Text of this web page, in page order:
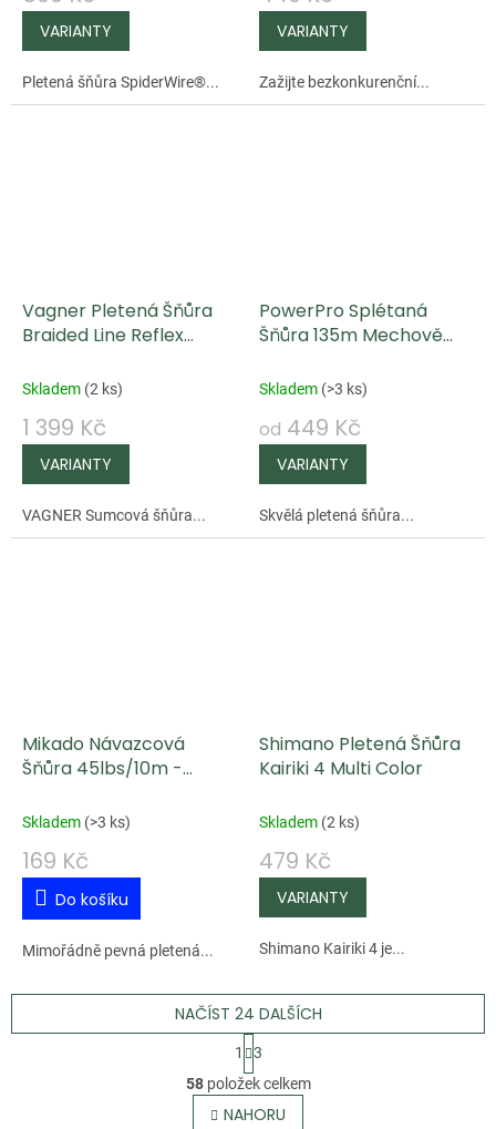
Pletená šňůra SpiderWire®... Zažijte bezkonkurenční...
Vagner Pletená Šňůra
Braided Line Reflex
Skladem (2 ks)
1 399 Kč
VAGNER Sumcová šňůra...
PowerPro Splétaná
Šňůra 135m Mechově
Skladem (>3 ks)
od 449 Kč
Skvělá pletená šňůra...
Mikado Návazcová
Šňůra 45lbs/10m -
Skladem (>3 ks)
169 Kč
Do košíku
Mimořádně pevná pletená...
Shimano Pletená Šňůra
Kairiki 4 Multi Color
Skladem (2 ks)
479 Kč
Shimano Kairiki 4 je...
O
v
NAČÍST 24 DALŠÍCH
S
t
r
á
1
3
58položek celkem
NAHORU